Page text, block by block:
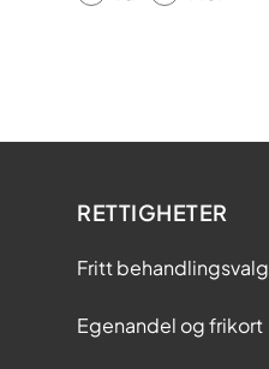
RETTIGHETER
Fritt behandlingsvalg
Egenandel og frikort